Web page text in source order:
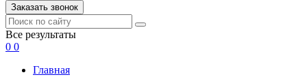
Заказать звонок
Все результаты
0 0
Главная